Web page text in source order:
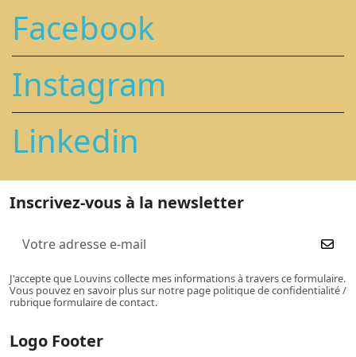
Facebook
Instagram
Linkedin
Inscrivez-vous à la newsletter
J'accepte que Louvins collecte mes informations à travers ce formulaire.
Vous pouvez en savoir plus sur notre page politique de confidentialité /
rubrique formulaire de contact.
Logo Footer